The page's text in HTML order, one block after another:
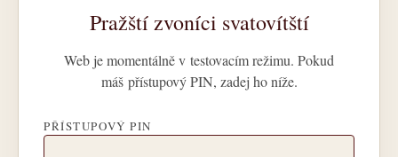
Pražští zvoníci svatovítští
Web je momentálně v testovacím režimu. Pokud
máš přístupový PIN, zadej ho níže.
PŘÍSTUPOVÝ PIN